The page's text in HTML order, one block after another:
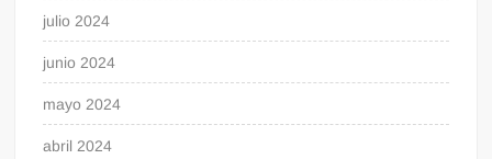
julio 2024
junio 2024
mayo 2024
abril 2024